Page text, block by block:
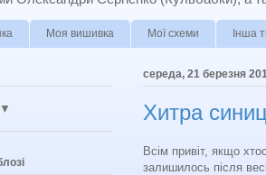
Моя вишивка Мої схеми Інша
середа, 21 березня
Хитра
Всім привіт, якщо
залишилось після
▼